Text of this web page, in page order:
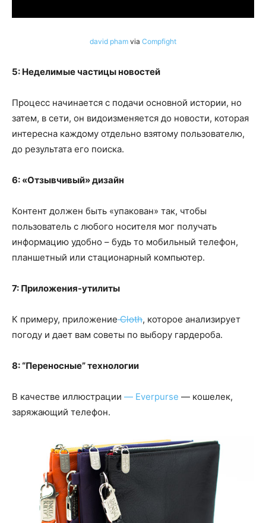
david pham via Compfight
5: Неделимые частицы новостей
Процесс начинается с подачи основной истории, но
затем, в сети, он видоизменяется до новости, которая
интересна каждому отдельно взятому пользователю,
до результата его поиска.
6: «Отзывчивый» дизайн
Контент должен быть «упакован» так, чтобы
пользователь с любого носителя мог получать
информацию удобно – будь то мобильный телефон,
планшетный или стационарный компьютер.
7: Приложения-утилиты
К примеру, приложениеCloth, которое анализирует
погоду и дает вам советы по выбору гардероба.
8: “Переносные” технологии
В качестве иллюстрации — Everpurse — кошелек,
заряжающий телефон.